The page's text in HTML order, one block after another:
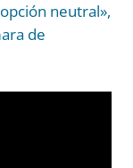
neutral»,
de